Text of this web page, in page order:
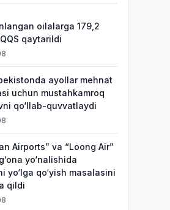
oilalarga 179,2
qaytarildi
ayollar mehnat
uchun mustahkamroq
qo‘llab-quvvatlaydi
Airports” va “Loong Air”
yo‘nalishida
yo‘lga qo‘yish masalasini
qildi